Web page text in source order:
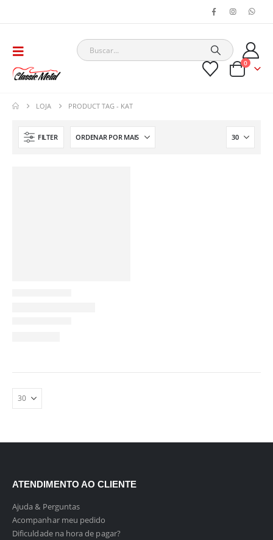
0
LOJA PRODUCT TAG - KAT
FILTER
ATENDIMENTO AO CLIENTE
Ajuda & Perguntas
Acompanhar meu pedido
Dificuldade na hora de pagar?